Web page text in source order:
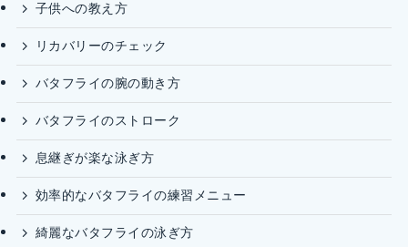
子供への教え方
リカバリーのチェック
バタフライの腕の動き方
バタフライのストローク
息継ぎが楽な泳ぎ方
効率的なバタフライの練習メニュー
綺麗なバタフライの泳ぎ方